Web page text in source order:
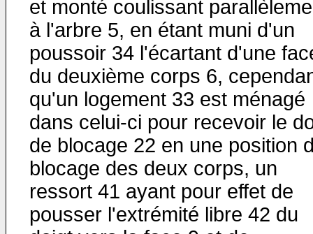
et monté coulissant
à l'arbre 5, en étant muni d'un
poussoir 34 l'écartant d'une
du deuxième corps 6,
qu'un logement 33 est ménagé
dans celui-ci pour recevoir le
de blocage 22 en une position
blocage des deux corps, un
ressort 41 ayant pour effet de
pousser l'extrémité libre 42 du